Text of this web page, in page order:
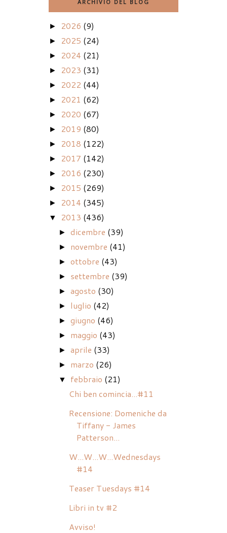
ARCHIVIO DEL BLOG
► 2026 (9)
► 2025 (24)
► 2024 (21)
► 2023 (31)
► 2022 (44)
► 2021 (62)
► 2020 (67)
► 2019 (80)
► 2018 (122)
► 2017 (142)
► 2016 (230)
► 2015 (269)
► 2014 (345)
▼ 2013 (436)
►dicembre (39)
► novembre (41)
►ottobre (43)
► settembre (39)
►agosto (30)
► luglio (42)
►giugno (46)
► maggio (43)
►aprile (33)
► marzo (26)
▼ febbraio (21)
Chi ben comincia...#11
Recensione: Domeniche da
Tiffany - James
Patterson...
W...W...W...Wednesdays
#14
Teaser Tuesdays #14
Libri in tv #2
Avviso!